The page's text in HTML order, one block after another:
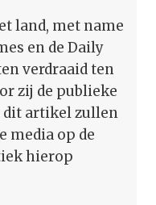
land, met name
en de Daily
verdraaid ten
zij de publieke
dit artikel zullen
media op de
hierop